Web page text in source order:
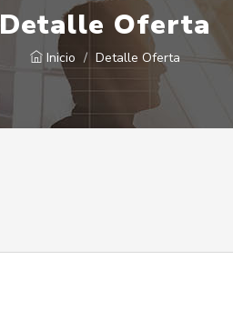
Detalle Oferta
Inicio Detalle Oferta